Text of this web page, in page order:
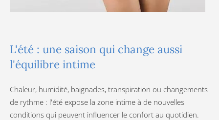
L'été : une saison qui change aussi
l'équilibre intime
Chaleur, humidité, baignades, transpiration ou changements
de rythme : l'été expose la zone intime à de nouvelles
conditions qui peuvent influencer le confort au quotidien.